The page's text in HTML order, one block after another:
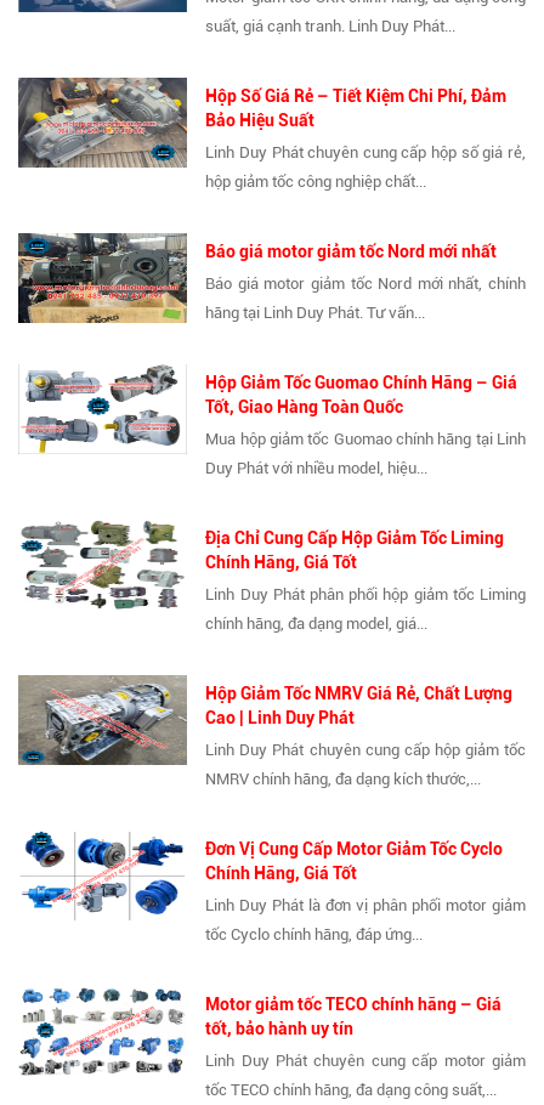
suất, giá cạnh tranh. Linh Duy Phát...
Hộp Số Giá Rẻ – Tiết Kiệm Chi Phí, Đảm
Bảo Hiệu Suất
Linh Duy Phát chuyên cung cấp hộp số giá rẻ,
hộp giảm tốc công nghiệp chất...
Báo giá motor giảm tốc Nord mới nhất
Báo giá motor giảm tốc Nord mới nhất, chính
hãng tại Linh Duy Phát. Tư vấn...
Hộp Giảm Tốc Guomao Chính Hãng – Giá
Tốt, Giao Hàng Toàn Quốc
Mua hộp giảm tốc Guomao chính hãng tại Linh
Duy Phát với nhiều model, hiệu...
Địa Chỉ Cung Cấp Hộp Giảm Tốc Liming
Chính Hãng, Giá Tốt
Linh Duy Phát phân phối hộp giảm tốc Liming
chính hãng, đa dạng model, giá...
Hộp Giảm Tốc NMRV Giá Rẻ, Chất Lượng
Cao | Linh Duy Phát
Linh Duy Phát chuyên cung cấp hộp giảm tốc
NMRV chính hãng, đa dạng kích thước,...
Đơn Vị Cung Cấp Motor Giảm Tốc Cyclo
Chính Hãng, Giá Tốt
Linh Duy Phát là đơn vị phân phối motor giảm
tốc Cyclo chính hãng, đáp ứng...
Motor giảm tốc TECO chính hãng – Giá
tốt, bảo hành uy tín
Linh Duy Phát chuyên cung cấp motor giảm
tốc TECO chính hãng, đa dạng công suất,...